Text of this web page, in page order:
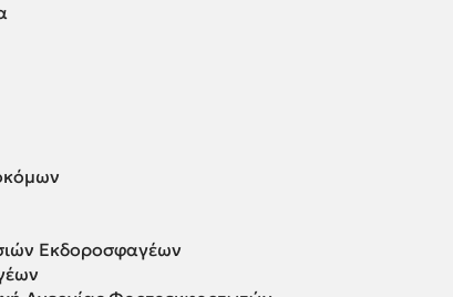
Εκδοροσφαγέων